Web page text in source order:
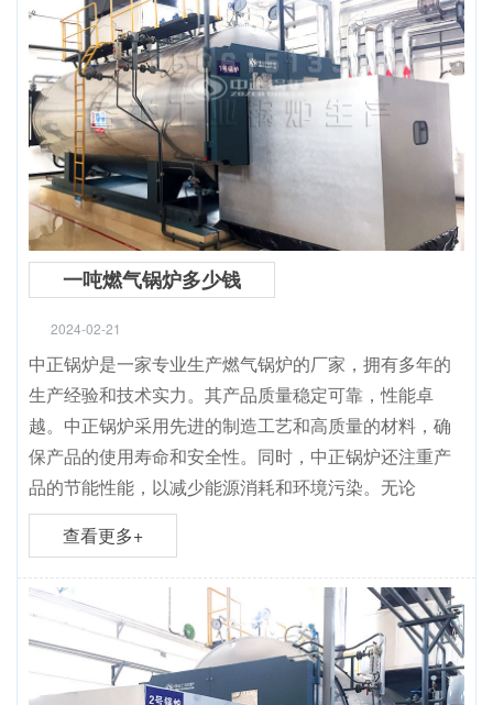
一吨燃气锅炉多少钱
2024-02-21
中正锅炉是一家专业生产燃气锅炉的厂家，拥有多年的
生产经验和技术实力。其产品质量稳定可靠，性能卓
越。中正锅炉采用先进的制造工艺和高质量的材料，确
保产品的使用寿命和安全性。同时，中正锅炉还注重产
品的节能性能，以减少能源消耗和环境污染。无论
查看更多+